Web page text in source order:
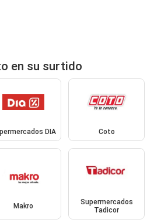
en su surtido
DIA Coto
Makro
Supermercados
Tadicor